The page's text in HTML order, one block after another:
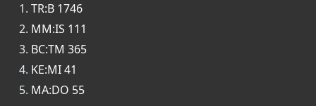
TR:B 1746
MM:IS 111
BC:TM 365
KE:MI 41
MA:DO 55